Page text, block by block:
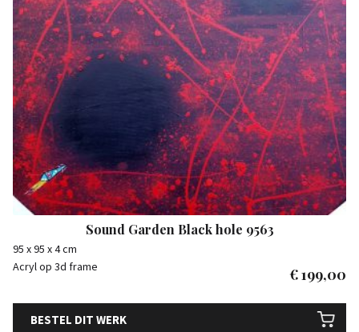
Sound Garden Black hole 9563
95 x 95 x 4 cm
Acryl op 3d frame
€199,00
BESTEL DIT WERK